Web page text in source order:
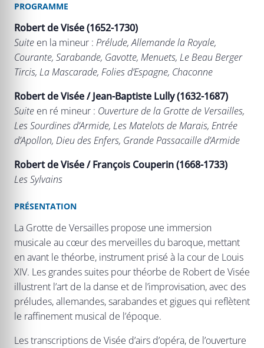
PROGRAMME
Robert de Visée (1652-1730)
Suite en la mineur : Prélude, Allemande la Royale,
Courante, Sarabande, Gavotte, Menuets, Le Beau Berger
Tircis, La Mascarade, Folies d’Espagne, Chaconne
Robert de Visée / Jean-Baptiste Lully (1632-1687)
Suite en ré mineur : Ouverture de la Grotte de Versailles,
Les Sourdines d’Armide, Les Matelots de Marais, Entrée
d’Apollon, Dieu des Enfers, Grande Passacaille d’Armide
Robert de Visée / François Couperin (1668-1733)
Les Sylvains
PRÉSENTATION
La Grotte de Versailles propose une immersion
musicale au cœur des merveilles du baroque, mettant
en avant le théorbe, instrument prisé à la cour de Louis
XIV. Les grandes suites pour théorbe de Robert de Visée
illustrent l’art de la danse et de l’improvisation, avec des
préludes, allemandes, sarabandes et gigues qui reflètent
le raffinement musical de l’époque.
Les transcriptions de Visée d’airs d’opéra, de l’ouverture